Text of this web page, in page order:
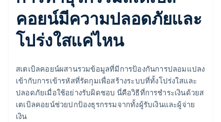
คอยน์มีความปลอดภัยและ
โปร่งใสแค่ไหน
สเตเบิลคอยน์ผสานรวมข้อมูลที่มีการป้องกันการปลอมแปลง
เข้ากับการเข้ารหัสที่รัดกุมเพื่อสร้างระบบที่ทั้งโปร่งใสและ
ปลอดภัยเมื่อใช้อย่างรับผิดชอบ นี่คือวิธีที่การชำระเงินด้วยส
เตเบิลคอยน์ช่วยปกป้องธุรกรรมจากทั้งผู้รับเงินและผู้จ่าย
เงิน